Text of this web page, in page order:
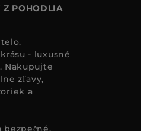
Z POHODLIA
- luxusné
Nakupujte
zľavy,
a